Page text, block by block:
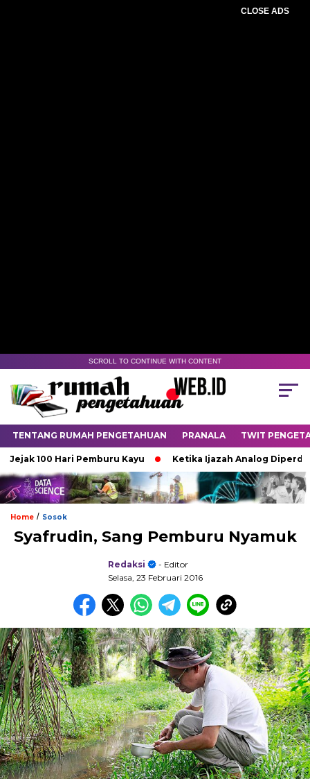
CLOSE ADS
SCROLL TO CONTINUE WITH CONTENT
TENTANG RUMAH PENGETAHUAN PRANALA TWIT
100 Hari Pemburu Kayu Ketika Ijazah Analog
Home / Sosok
Syafrudin, Sang Pemburu Nyamuk
Redaksi
- Editor
Selasa, 23 Februari 2016